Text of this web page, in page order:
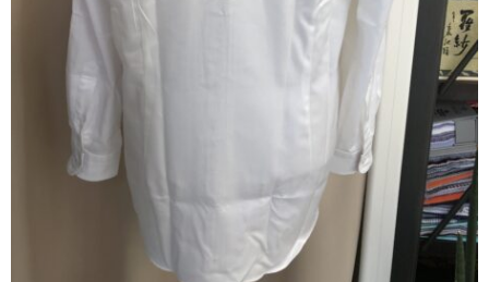
お問い合わせ